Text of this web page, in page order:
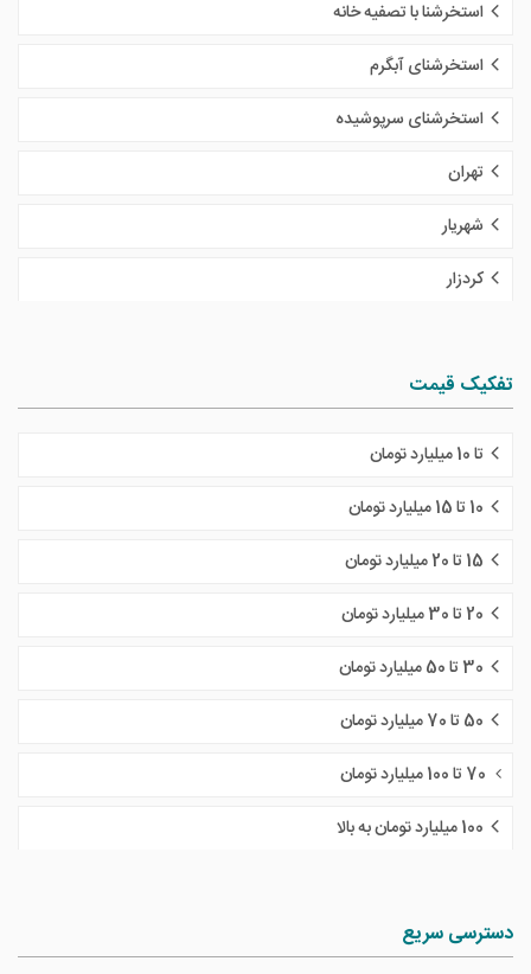
استخرشنا با تصفیه خانه
استخرشنای آبگرم
استخرشنای سرپوشیده
تهران
شهریار
کردزار
تفکیک قیمت
تا 10 میلیارد تومان
10 تا 15 میلیارد تومان
15 تا 20 میلیارد تومان
20 تا 30 میلیارد تومان
30 تا 50 میلیارد تومان
50 تا 70 میلیارد تومان
100 میلیارد تومان به بالا
دسترسی سریع